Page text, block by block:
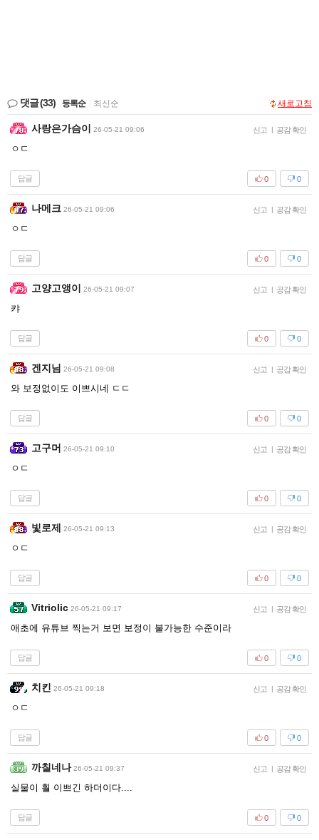
댓글(33) 등록순 최신순 새로고침
사랑은가슴이 26-05-21 09:06 신고 | 공감 확인
ㅇㄷ
답글 0
0
나메크 26-05-21 09:06 신고 | 공감 확인
ㅇㄷ
답글 0
0
고양고앵이 26-05-21 09:07 신고 | 공감 확인
캬
답글 0
0
겐지님 26-05-21 09:08 신고 | 공감 확인
와 보정없이도 이쁘시네 ㄷㄷ
답글 0
0
고구머 26-05-21 09:10 신고 | 공감 확인
ㅇㄷ
답글 0
0
빛로제 26-05-21 09:13 신고 | 공감 확인
ㅇㄷ
답글 0
0
Vitriolic 26-05-21 09:17 신고 | 공감 확인
애초에 유튜브 찍는거 보면 보정이 불가능한 수준이라
답글 0
0
치킨 26-05-21 09:18 신고 | 공감 확인
ㅇㄷ
답글 0
0
까칠네나 26-05-21 09:37 신고 | 공감 확인
실물이 훨 이쁘긴 하더이다....
답글 0
0